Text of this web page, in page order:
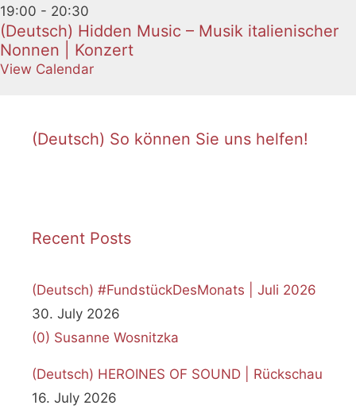
19:00 - 20:30
(Deutsch) Hidden Music – Musik italienischer
Nonnen | Konzert
View Calendar
(Deutsch) So können Sie uns helfen!
Recent Posts
(Deutsch) #FundstückDesMonats | Juli 2026
30. July 2026
(0) Susanne Wosnitzka
(Deutsch) HEROINES OF SOUND | Rückschau
16. July 2026